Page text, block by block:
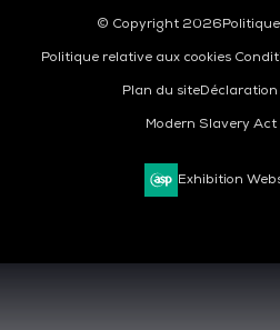
© Copyright 2026
Politique relative aux cookies
Plan du site
Modern Slavery
Exhibition